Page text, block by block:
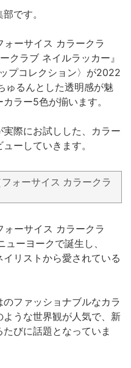
です。
ォーサイス カラークラ
クラブ ネイルラッカー』
プコレクション〉が2022
ゅるんとした透明感が魅
ラー5色が揃います。
際にお試しした、カラー
ーしていきます。
ォーサイス カラークラ
ォーサイス カラークラ
ーヨークで誕生し、
リストから愛されている
ファッショナブルなカラ
うな世界観が人気で、新
びに話題となっていま